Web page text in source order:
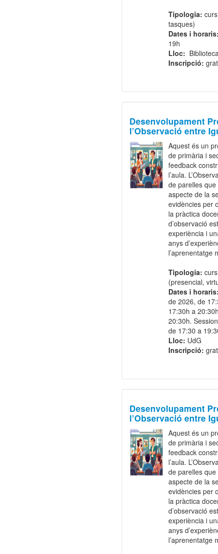
Tipologia:
tasques)
Dates i
19h
Lloc:
Inscripció:
Desenvolupament
l’Observació entre
Aquest és un
de primària i
feedback
l’aula.
de parelles
aspecte de la
evidències per
la pràctica
d’observació
experiència i
anys
l’aprenentatge
Tipologia:
(presencial,
Dates i
de 2026, de
17:30h a
20:30h.
de 17:30 a
Lloc: UdG
Inscripció:
Desenvolupament
l’Observació entre
Aquest és un
de primària i
feedback
l’aula.
de parelles
aspecte de la
evidències per
la pràctica
d’observació
experiència i
anys
l’aprenentatge